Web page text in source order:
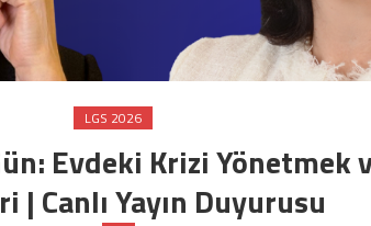
LGS 2026
Evdeki Krizi Yönetmek
| Canlı Yayın Duyurusu